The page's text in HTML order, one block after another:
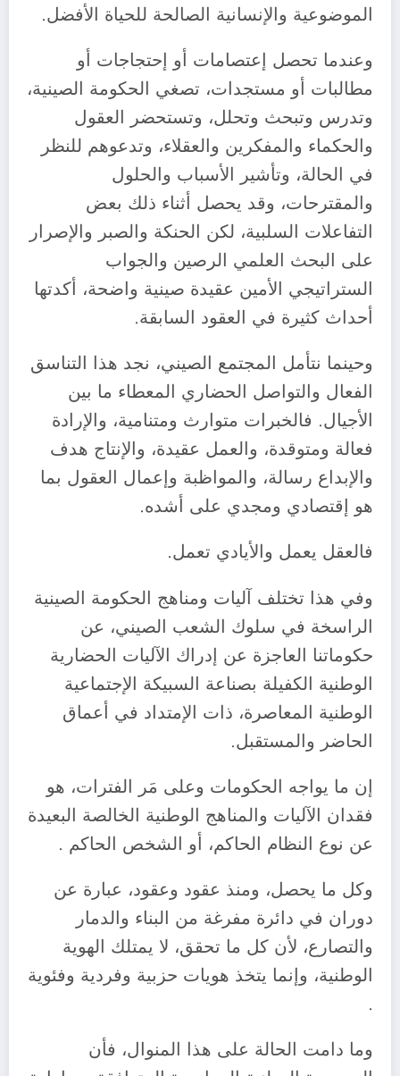
الموضوعية والإنسانية الصالحة للحياة الأفضل.
وعندما تحصل إعتصامات أو إحتجاجات أو
مطالبات أو مستجدات، تصغي الحكومة الصينية،
وتدرس وتبحث وتحلل، وتستحضر العقول
والحكماء والمفكرين والعقلاء، وتدعوهم للنظر
في الحالة، وتأشير الأسباب والحلول
والمقترحات، وقد يحصل أثناء ذلك بعض
التفاعلات السلبية، لكن الحنكة والصبر والإصرار
على البحث العلمي الرصين والجواب
الستراتيجي الأمين عقيدة صينية واضحة، أكدتها
أحداث كثيرة في العقود السابقة.
وحينما نتأمل المجتمع الصيني، نجد هذا التناسق
الفعال والتواصل الحضاري المعطاء ما بين
الأجيال. فالخبرات متوارث ومتنامية، والإرادة
فعالة ومتوقدة، والعمل عقيدة، والإنتاج هدف
والإبداع رسالة، والمواظبة وإعمال العقول بما
هو إقتصادي ومجدي على أشده.
فالعقل يعمل والأيادي تعمل.
وفي هذا تختلف آليات ومناهج الحكومة الصينية
الراسخة في سلوك الشعب الصيني، عن
حكوماتنا العاجزة عن إدراك الآليات الحضارية
الوطنية الكفيلة بصناعة السبيكة الإجتماعية
الوطنية المعاصرة، ذات الإمتداد في أعماق
الحاضر والمستقبل.
إن ما يواجه الحكومات وعلى مَر الفترات، هو
فقدان الآليات والمناهج الوطنية الخالصة البعيدة
عن نوع النظام الحاكم، أو الشخص الحاكم .
وكل ما يحصل، ومنذ عقود وعقود، عبارة عن
دوران في دائرة مفرغة من البناء والدمار
والتصارع، لأن كل ما تحقق، لا يمتلك الهوية
الوطنية، وإنما يتخذ هويات حزبية وفردية وفئوية
.
وما دامت الحالة على هذا المنوال، فأن